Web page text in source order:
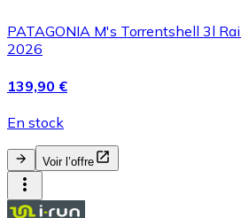
PATAGONIA M's Torrentshell 3l
2026
139,90 €
En stock
Voir l’offre